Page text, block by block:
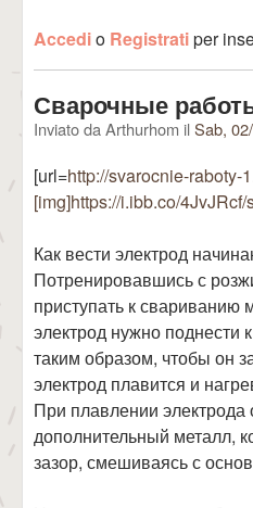
Accedio Registratiper
Сварочные
Inviato daArthurhom ilSab,
[url=http://svarocnie-raboty-
[img]https://i.ibb.co/4JvJRcf/
Как вести электрод
Потренировавшись с
приступать к свариванию
электрод нужно поднести
таким образом, чтобы он
электрод плавится и
При плавлении электрода
дополнительный металл,
зазор, смешиваясь с